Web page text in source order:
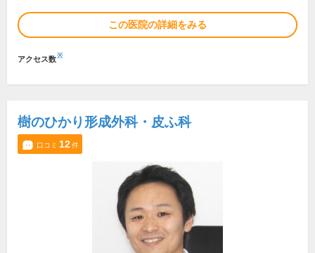
この医院の詳細をみる
アクセス数※
樹のひかり形成外科・皮ふ科
口コミ 12件